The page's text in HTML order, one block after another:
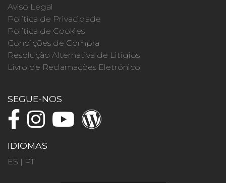
Aviso Legal
Política de Privacidade
Política de Cookies
Condições de Compra
Resolução Alternativa de Litígios
Livro de Reclamações Eletrónico
SEGUE-NOS
IDIOMAS
ES | PT